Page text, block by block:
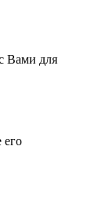
Вами для
его